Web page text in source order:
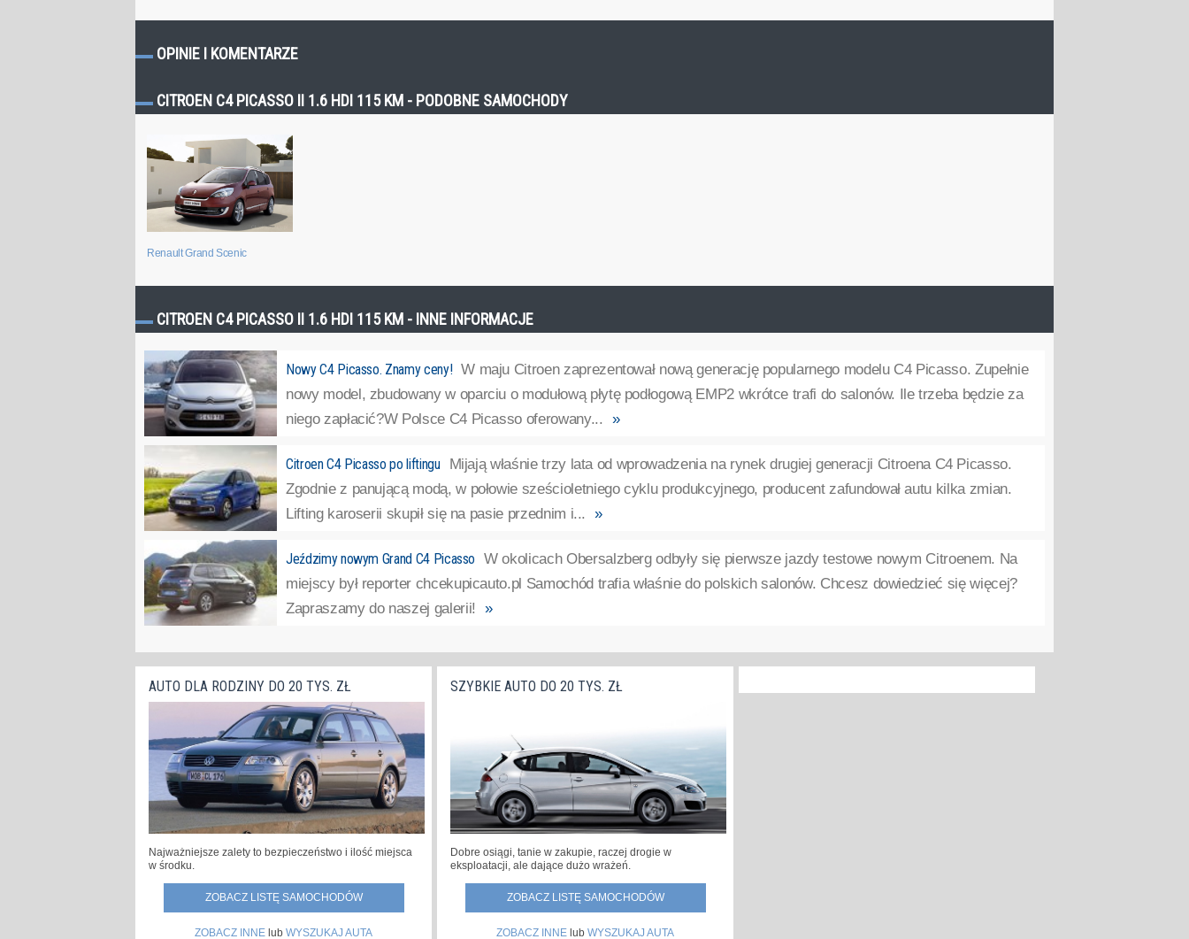
OPINIE I KOMENTARZE
CITROEN C4 PICASSO II 1.6 HDI 115 KM - PODOBNE SAMOCHODY
Renault Grand Scenic
CITROEN C4 PICASSO II 1.6 HDI 115 KM - INNE INFORMACJE
Nowy C4 Picasso. Znamy ceny! W maju Citroen zaprezentował nową generację popularnego modelu C4 Picasso. Zupełnie
nowy model, zbudowany w oparciu o modułową płytę podłogową EMP2 wkrótce trafi do salonów. Ile trzeba będzie za
niego zapłacić?W Polsce C4 Picasso oferowany... »
Citroen C4 Picasso po liftingu
Mijają właśnie trzy lata od wprowadzenia na rynek drugiej generacji Citroena C4 Picasso.
Zgodnie z panującą modą, w połowie sześcioletniego cyklu produkcyjnego, producent zafundował autu kilka zmian.
Lifting karoserii skupił się na pasie przednim i... »
Jeździmy nowym Grand C4 Picasso W okolicach Obersalzberg odbyły się pierwsze jazdy testowe nowym Citroenem. Na
miejscy był reporter chcekupicauto.pl Samochód trafia właśnie do polskich salonów. Chcesz dowiedzieć się więcej?
Zapraszamy do naszej galerii!
»
AUTO DLA RODZINY DO 20 TYS. ZŁ
Najważniejsze zalety to bezpieczeństwo i ilość miejsca
w środku.
ZOBACZ LISTĘ SAMOCHODÓW
ZOBACZ INNE lub WYSZUKAJ AUTA
SZYBKIE AUTO DO 20 TYS. ZŁ
Dobre osiągi, tanie w zakupie, raczej drogie w
eksploatacji, ale dające dużo wrażeń.
ZOBACZ LISTĘ SAMOCHODÓW
ZOBACZ INNE lub WYSZUKAJ AUTA